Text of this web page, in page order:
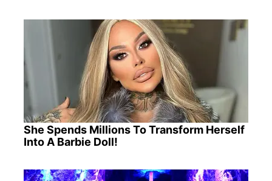
She Spends Millions To Transform Herself
Into A Barbie Doll!